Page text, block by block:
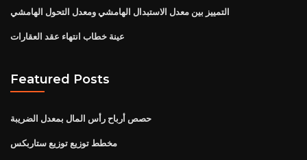
التمييز بين معدل الاستبدال الهامشي ومعدل التحول الهامشي
عينة خطاب انتهاء عقد العقارات
Featured Posts
حصص أرباح رأس المال بمعدل الضريبة
مخطط توزيع توزيع ستاربكس